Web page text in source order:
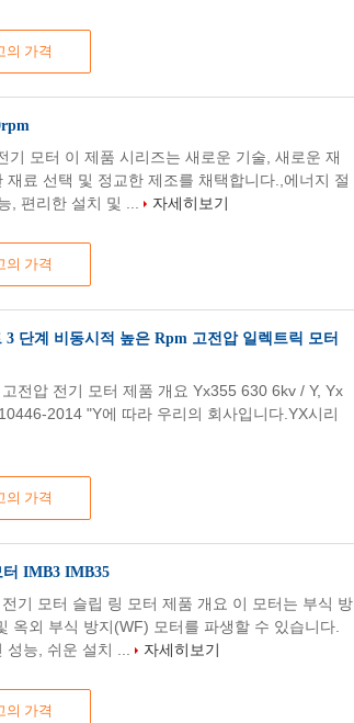
의 가격
의 가격
모터 이 제품 시리즈는 새로운 기술, 새로운 재
료 선택 및 정교한 제조를 채택합니다.,에너지 절
, 편리한 설치 및 ...
자세히보기
단계 비동시적 높은 Rpm 고전압 일렉트릭 모터
의 가격
전압 전기 모터 제품 개요 Yx355 630 6kv / Y, Yx
2014 "Y에 따라 우리의 회사입니다.YX시리
IMB3 IMB35
의 가격
기 모터 슬립 링 모터 제품 개요 이 모터는 부식 방
옥외 부식 방지(WF) 모터를 파생할 수 있습니다.
성능, 쉬운 설치 ...
자세히보기